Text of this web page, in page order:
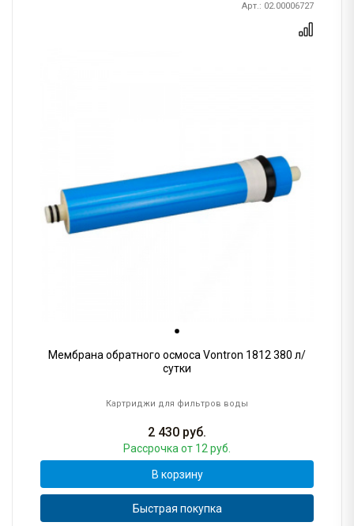
Арт.: 02.00006727
Мембрана обратного осмоса Vontron 1812 380 л/
сутки
Картриджи для фильтров воды
2 430 руб.
Рассрочка от 12 руб.
В корзину
Быстрая покупка